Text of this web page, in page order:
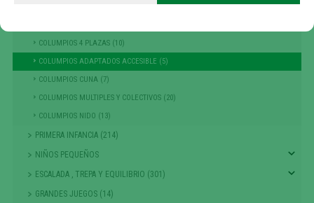
COLUMPIOS 4 PLAZAS (10)
COLUMPIOS ADAPTADOS ACCESIBLE (5)
COLUMPIOS CUNA (7)
COLUMPIOS MULTIPLES Y COLECTIVOS (20)
COLUMPIOS NIDO (13)
PRIMERA INFANCIA (214)
NIÑOS PEQUEÑOS
ESCALADA , TREPA Y EQUILIBRIO (301)
GRANDES JUEGOS (14)